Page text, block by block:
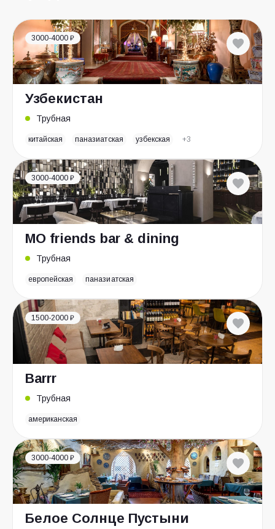
3000-4000 ₽
Узбекистан
Трубная
китайская паназиатская узбекская +3
3000-4000 ₽
MO friends bar & dining
Трубная
европейская паназиатская
1500-2000 ₽
Barrr
Трубная
американская
3000-4000 ₽
Белое Солнце Пустыни